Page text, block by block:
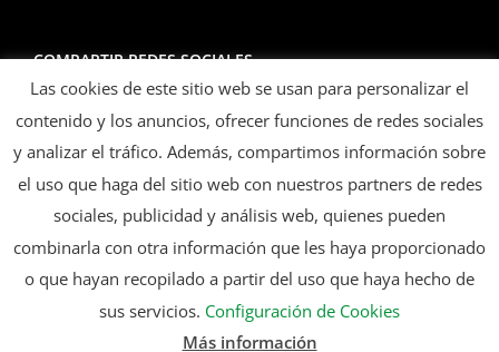
COMPARTIR REDES SOCIALES
ORGANIZA
Las cookies de este sitio web se usan para personalizar el
contenido y los anuncios, ofrecer funciones de redes sociales
y analizar el tráfico. Además, compartimos información sobre
el uso que haga del sitio web con nuestros partners de redes
sociales, publicidad y análisis web, quienes pueden
combinarla con otra información que les haya proporcionado
o que hayan recopilado a partir del uso que haya hecho de
sus servicios. Configuración de Cookies
Más información